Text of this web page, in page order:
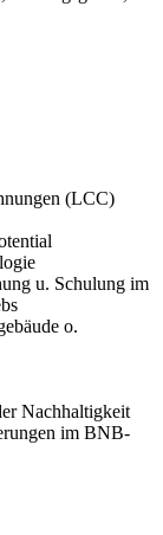
(LCC)
u. Schulung im
o.
Nachhaltigkeit
im BNB-